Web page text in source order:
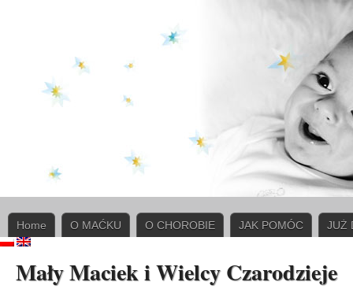
Home O MAĆKU O CHOROBIE JAK POMÓC JUŻ
Mały Maciek i Wielcy Czarodzieje